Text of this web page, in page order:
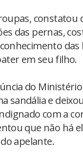
constatou
das pernas,
em seu filho.
do
sandália e
com a
que não há
apelante.